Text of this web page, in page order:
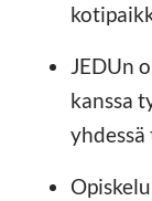
JEDUn
kanssa